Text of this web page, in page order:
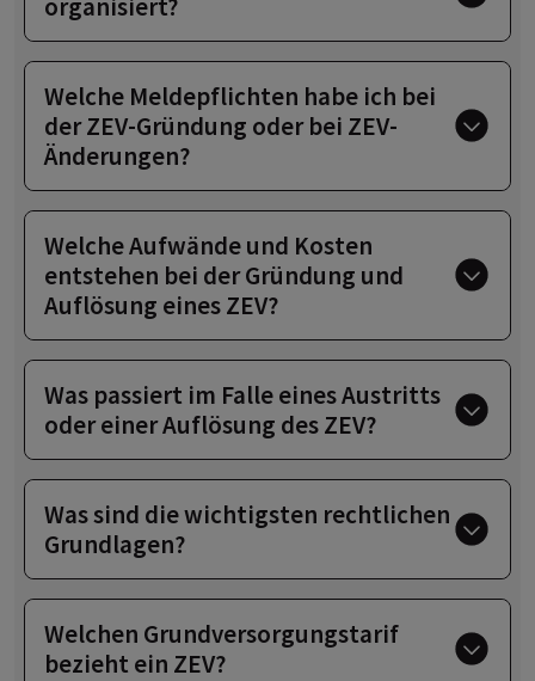
organisiert?
Welche Meldepflichten habe ich bei
der ZEV-Gründung oder bei ZEV-
Änderungen?
Welche Aufwände und Kosten
entstehen bei der Gründung und
Auflösung eines ZEV?
Was passiert im Falle eines Austritts
oder einer Auflösung des ZEV?
Was sind die wichtigsten rechtlichen
Grundlagen?
Welchen Grundversorgungstarif
bezieht ein ZEV?